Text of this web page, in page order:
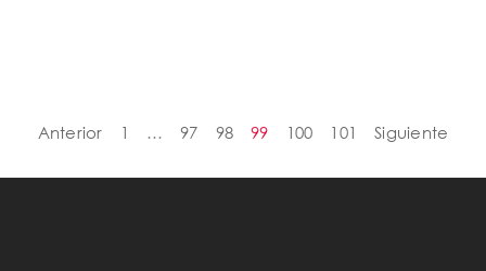
Anterior 1 … 97 98 99 100 101 Siguiente